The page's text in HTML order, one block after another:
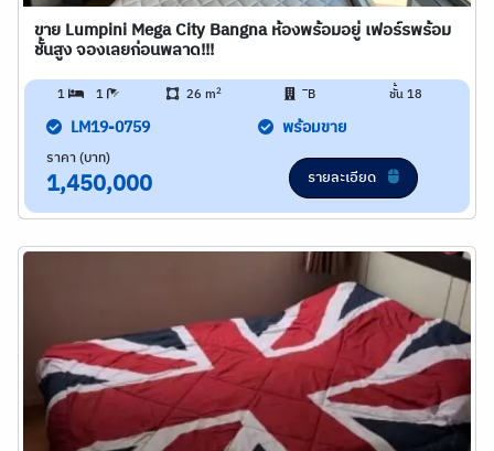
ขาย Lumpini Mega City Bangna ห้องพร้อมอยู่ เฟอร์รพร้อม
ชั้นสูง จองเลยก่อนพลาด!!!
1 1 26 m2 ิB ชั้น 18
LM19-0759 พร้อมขาย
ราคา (บาท)
1,450,000 รายละเอียด